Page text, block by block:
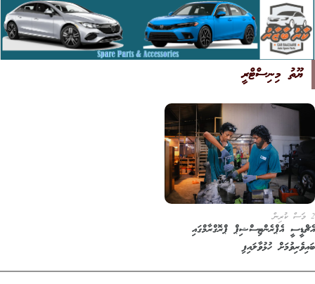
ޔޫތު މިނިސްޓްރީ
2 މަސް ކުރިން
އެޗްޑީސީ އެޕްރެންޓިސްޝިޕް ޕްރޮގްރާމްގައި
ބައިވެރިވުމަށް ހުޅުވާލައިފި